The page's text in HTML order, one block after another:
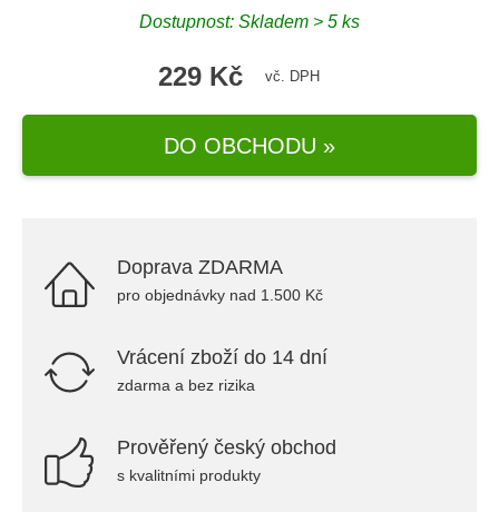
Dostupnost: Skladem > 5 ks
229 Kč vč. DPH
DO OBCHODU »
Doprava ZDARMA
pro objednávky nad 1.500 Kč
Vrácení zboží do 14 dní
zdarma a bez rizika
Prověřený český obchod
s kvalitními produkty